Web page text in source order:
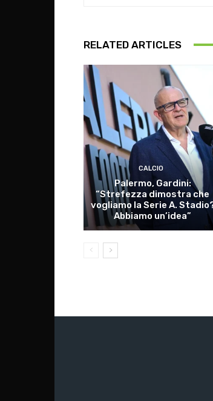
RELATED ARTICLES
CALCIO
Palermo, Gardini:
“Strefezza dimostra che
vogliamo la Serie A.
Abbiamo un’idea”